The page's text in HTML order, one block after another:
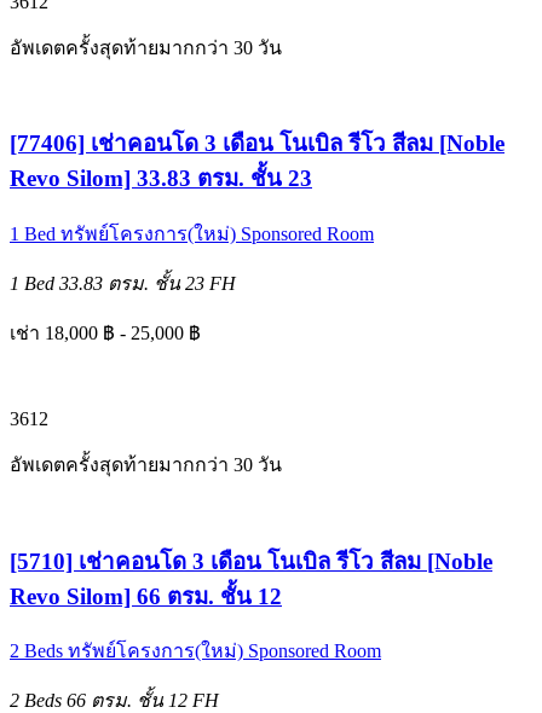
อัพเดตครั้งสุดท้ายมากกว่า 30 วัน
[77406] เช่าคอนโด 3 เดือน โนเบิล รีโว สีลม [Noble
Revo Silom] 33.83 ตรม. ชั้น 23
1 Bed ทรัพย์โครงการ(ใหม่) Sponsored Room
1 Bed 33.83 ตรม. ชั้น 23 FH
เช่า 18,000 ฿ - 25,000 ฿
3612
อัพเดตครั้งสุดท้ายมากกว่า 30 วัน
[5710] เช่าคอนโด 3 เดือน โนเบิล รีโว สีลม [Noble
Revo Silom] 66 ตรม. ชั้น 12
2 Beds ทรัพย์โครงการ(ใหม่) Sponsored Room
2 Beds 66 ตรม. ชั้น 12 FH